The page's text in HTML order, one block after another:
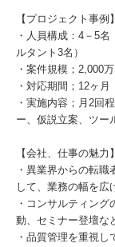
【プロジェクト事
・人員構成：4－5
ルタント3名）
・案件規模；2,000万
・対応期間；12ヶ月
・実施内容；月2回
ー、仮説立案、ツー
【会社、仕事の魅力】
・異業界からの転
して、業務の幅を広
・コンサルティン
動、セミナー登壇な
・品質管理を重視